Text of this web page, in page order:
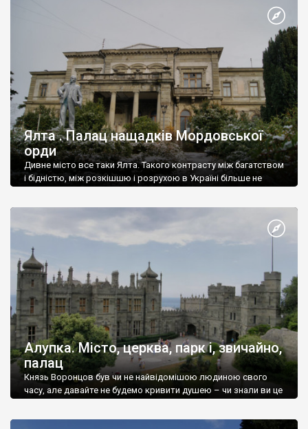
Ялта . Палац нащадків Мордовської
орди
Дивне місто все таки Ялта. Такого контрасту між багатством
і бідністю, між розкішшю і розрухою в Україні більше не
Алупка. Місто, церква, парк і, звичайно,
палац
Князь Воронцов був чи не найвідомішою людиною свого
часу, але давайте не будемо кривити душею – чи знали ви це